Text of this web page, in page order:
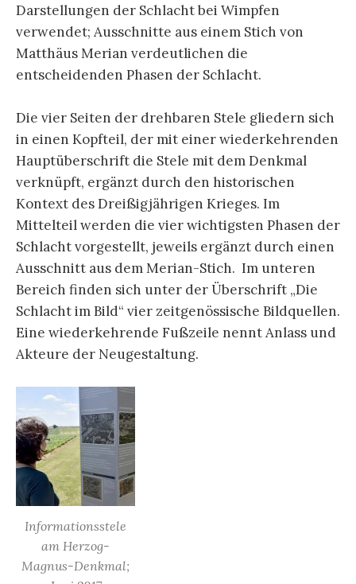
Darstellungen der Schlacht bei Wimpfen
verwendet; Ausschnitte aus einem Stich von
Matthäus Merian verdeutlichen die
entscheidenden Phasen der Schlacht.
Die vier Seiten der drehbaren Stele gliedern sich
in einen Kopfteil, der mit einer wiederkehrenden
Hauptüberschrift die Stele mit dem Denkmal
verknüpft, ergänzt durch den historischen
Kontext des Dreißigjährigen Krieges. Im
Mittelteil werden die vier wichtigsten Phasen der
Schlacht vorgestellt, jeweils ergänzt durch einen
Ausschnitt aus dem Merian-Stich. Im unteren
Bereich finden sich unter der Überschrift „Die
Schlacht im Bild“ vier zeitgenössische Bildquellen.
Eine wiederkehrende Fußzeile nennt Anlass und
Akteure der Neugestaltung.
Informationsstele
am Herzog-
Magnus-Denkmal;